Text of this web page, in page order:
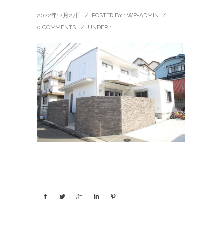
2022年12月27日 / POSTED BY : WP-ADMIN /
0 COMMENTS
/ UNDER :